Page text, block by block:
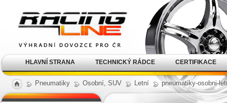
Pneumatiky Osobní, SUV Letní pneumatiky-osobni-
kola Racing Line
HLAVNÍ STRANA TECHNICKÝ RÁDCE CERTIFIKACE